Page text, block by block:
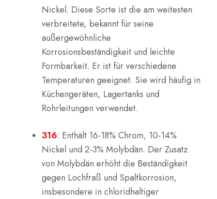
Nickel. Diese Sorte ist die am weitesten
verbreitete, bekannt für seine
außergewöhnliche
Korrosionsbeständigkeit und leichte
Formbarkeit. Er ist für verschiedene
Temperaturen geeignet. Sie wird häufig in
Küchengeräten, Lagertanks und
Rohrleitungen verwendet.
316: Enthält 16-18% Chrom, 10-14%
Nickel und 2-3% Molybdän. Der Zusatz
von Molybdän erhöht die Beständigkeit
gegen Lochfraß und Spaltkorrosion,
insbesondere in chloridhaltiger